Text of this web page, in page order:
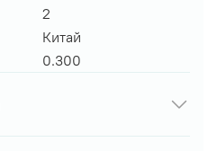
2
Китай
0.300